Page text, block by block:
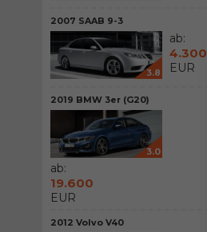
2007 SAAB 9-3
3.8
ab:
4.300
EUR
2019 BMW 3er (G20)
3.0
ab:
19.600
EUR
2012 Volvo V40